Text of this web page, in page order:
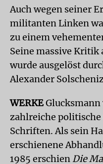
Auch wegen seiner
militanten Linken
zu einem
Seine massive
wurde ausgelöst
Alexander
WERKE
zahlreiche
Schriften. Als sein
erschienene
1985 erschien Die